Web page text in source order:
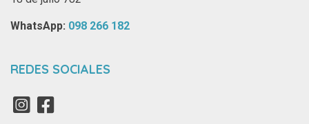
WhatsApp: ‪ 098 266 182‬
REDES SOCIALES